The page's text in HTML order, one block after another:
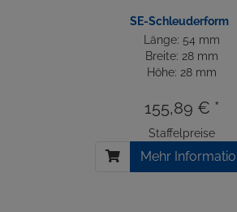
SE-Schleuderform
Länge: 54 mm
Breite: 28 mm
Höhe: 28 mm
155,89 € *
Staffelpreise
Mehr